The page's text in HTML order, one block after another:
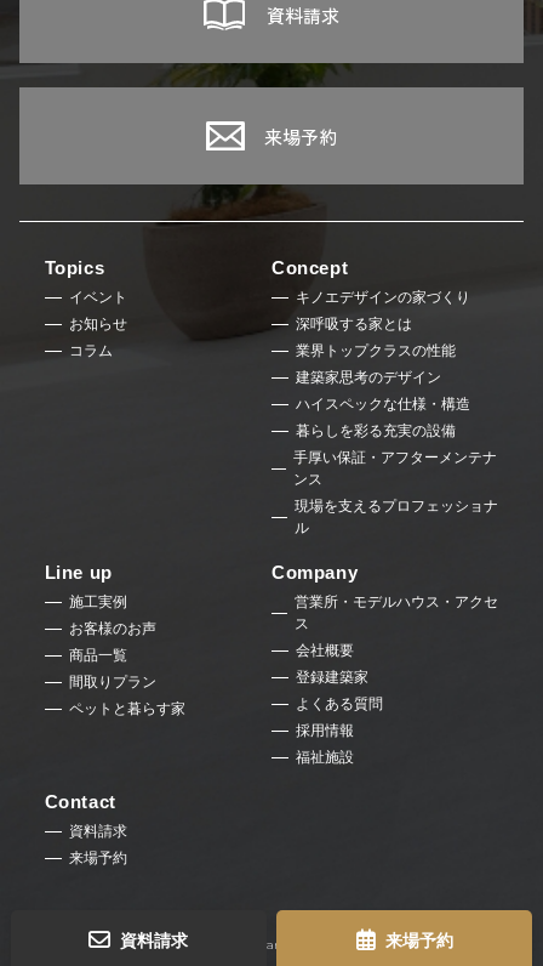
資料請求 来場予約
資料請求
来場予約
Topics
イベント
お知らせ
コラム
Concept
キノエデザインの家づくり
深呼吸する家とは
業界トップクラスの性能
建築家思考のデザイン
ハイスペックな仕様・構造
暮らしを彩る充実の設備
手厚い保証・アフターメンテナ
ンス
現場を支えるプロフェッショナ
ル
Line up
施工実例
お客様のお声
商品一覧
間取りプラン
ペットと暮らす家
Company
営業所・モデルハウス・アクセ
ス
会社概要
登録建築家
よくある質問
採用情報
福祉施設
Contact
資料請求
来場予約
©2025 Akiyama Jyuken.